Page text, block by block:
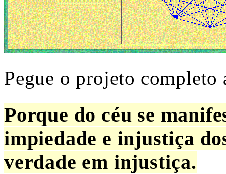
Pegue o projeto
Porque do céu se
impiedade e injustiça
verdade em injustiça.